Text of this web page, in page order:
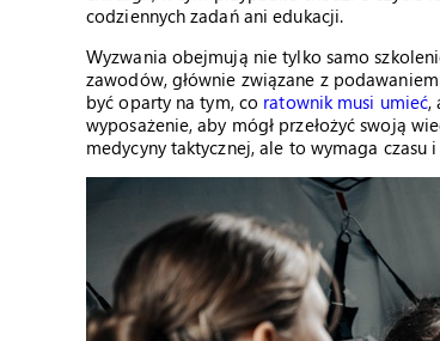
codziennych zadań ani edukacji.
Wyzwania obejmują nie tylko samo
zawodów, głównie związane z
być oparty na tym, co ratownik musi umieć,
wyposażenie, aby mógł przełożyć swoją
medycyny taktycznej, ale to wymaga czasu